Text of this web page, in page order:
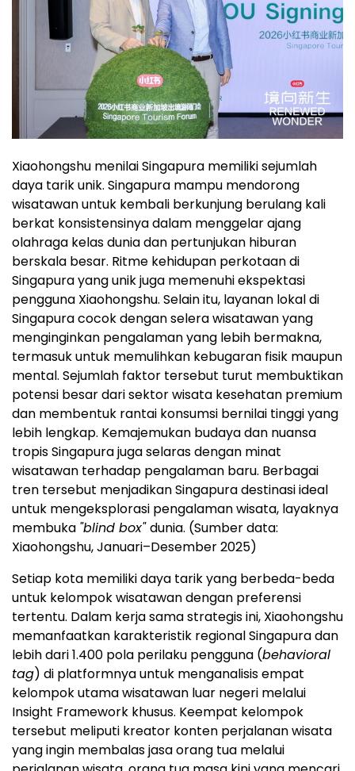
Xiaohongshu menilai Singapura memiliki sejumlah
daya tarik unik. Singapura mampu mendorong
wisatawan untuk kembali berkunjung berulang kali
berkat konsistensinya dalam menggelar ajang
olahraga kelas dunia dan pertunjukan hiburan
berskala besar. Ritme kehidupan perkotaan di
Singapura yang unik juga memenuhi ekspektasi
pengguna Xiaohongshu. Selain itu, layanan lokal di
Singapura cocok dengan selera wisatawan yang
menginginkan pengalaman yang lebih bermakna,
termasuk untuk memulihkan kebugaran fisik maupun
mental. Sejumlah faktor tersebut turut membuktikan
potensi besar dari sektor wisata kesehatan premium
dan membentuk rantai konsumsi bernilai tinggi yang
lebih lengkap. Kemajemukan budaya dan nuansa
tropis Singapura juga selaras dengan minat
wisatawan terhadap pengalaman baru. Berbagai
tren tersebut menjadikan Singapura destinasi ideal
untuk mengeksplorasi pengalaman wisata, layaknya
membuka "blind box"dunia. (Sumber data:
Xiaohongshu, Januari–Desember 2025)
Setiap kota memiliki daya tarik yang berbeda-beda
untuk kelompok wisatawan dengan preferensi
tertentu. Dalam kerja sama strategis ini, Xiaohongshu
memanfaatkan karakteristik regional Singapura dan
lebih dari 1.400 pola perilaku pengguna (behavioral
tag) di platformnya untuk menganalisis empat
kelompok utama wisatawan luar negeri melalui
Insight Framework khusus. Keempat kelompok
tersebut meliputi kreator konten perjalanan wisata
yang ingin membalas jasa orang tua melalui